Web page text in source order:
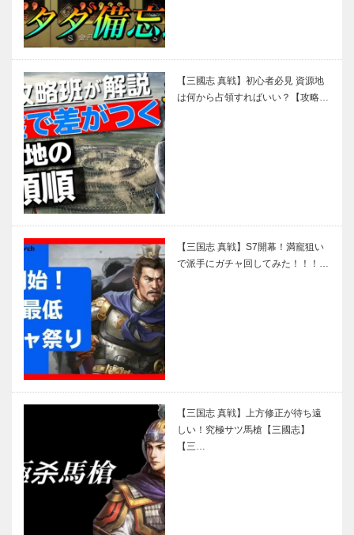
【三國志 真戦】初心者必見 資源地
は何から占領すればいい？【攻略…
【三国志 真戦】S7開幕！満寵狙い
で派手にガチャ回してみた！！！…
【三国志 真戦】上方修正が待ち遠
しい！究極サツ馬槍【三國志】
【三…